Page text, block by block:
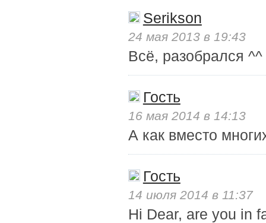
Serikson
24 мая 2013 в 19:43
Всё, разобрался ^^
Гость
16 мая 2014 в 14:13
А как вместо
Гость
14 июля 2014 в 11:37
Hi Dear, are you in